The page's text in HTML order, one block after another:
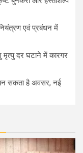
एवं प्रबंधन में
मृत्यु दर घटाने में कारगर
बन सकता है अवसर, नई